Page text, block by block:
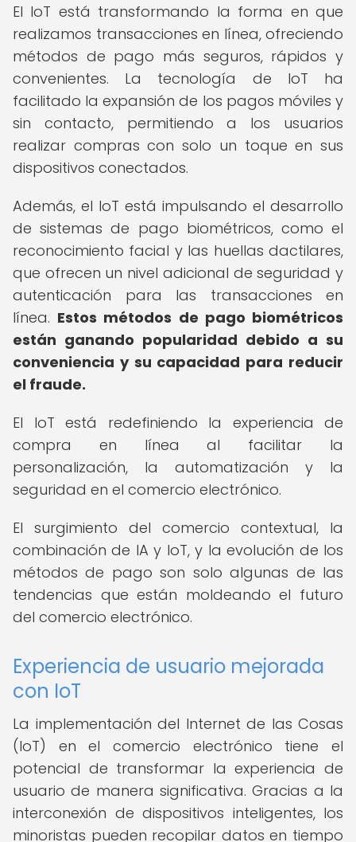
El IoT está transformando la forma en que
realizamos transacciones en línea, ofreciendo
métodos de pago más seguros, rápidos y
convenientes. La tecnología de IoT ha
facilitado la expansión de los pagos móviles y
sin contacto, permitiendo a los usuarios
realizar compras con solo un toque en sus
dispositivos conectados.
Además, el IoT está impulsando el desarrollo
de sistemas de pago biométricos, como el
reconocimiento facial y las huellas dactilares,
que ofrecen un nivel adicional de seguridad y
autenticación para las transacciones en
línea. Estos métodos de pago biométricos
están ganando popularidad debido a su
conveniencia y su capacidad para reducir
el fraude.
El IoT está redefiniendo la experiencia de
compra en línea al facilitar la
personalización, la automatización y la
seguridad en el comercio electrónico.
El surgimiento del comercio contextual, la
combinación de IA y IoT, y la evolución de los
métodos de pago son solo algunas de las
tendencias que están moldeando el futuro
del comercio electrónico.
Experiencia de usuario mejorada
con IoT
La implementación del Internet de las Cosas
(IoT) en el comercio electrónico tiene el
potencial de transformar la experiencia de
usuario de manera significativa. Gracias a la
interconexión de dispositivos inteligentes, los
minoristas pueden recopilar datos en tiempo